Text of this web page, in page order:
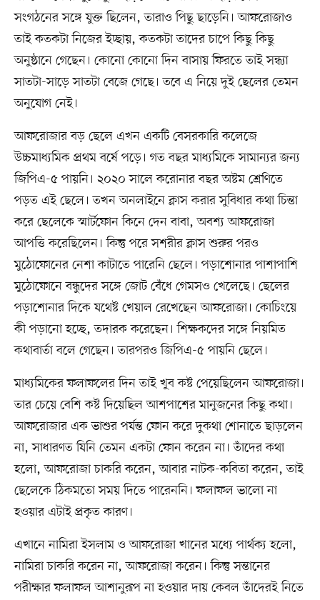
সংগঠনের সঙ্গে যুক্ত ছিলেন, তারাও পিছু ছাড়েনি। আফরোজাও
তাই কতকটা নিজের ইচ্ছায়, কতকটা তাদের চাপে কিছু কিছু
অনুষ্ঠানে গেছেন। কোনো কোনো দিন বাসায় ফিরতে তাই সন্ধ্যা
সাতটা-সাড়ে সাতটা বেজে গেছে। তবে এ নিয়ে দুই ছেলের তেমন
অনুযোগ নেই।
আফরোজার বড় ছেলে এখন একটি বেসরকারি কলেজে
উচ্চমাধ্যমিক প্রথম বর্ষে পড়ে। গত বছর মাধ্যমিকে সামান্যর জন্য
জিপিএ-৫ পায়নি। ২০২০ সালে করোনার বছর অষ্টম শ্রেণিতে
পড়ত এই ছেলে। তখন অনলাইনে ক্লাস করার সুবিধার কথা চিন্তা
করে ছেলেকে স্মার্টফোন কিনে দেন বাবা, অবশ্য আফরোজা
আপত্তি করেছিলেন। কিন্তু পরে সশরীর ক্লাস শুরুর পরও
মুঠোফোনের নেশা কাটাতে পারেনি ছেলে। পড়াশোনার পাশাপাশি
মুঠোফোনে বন্ধুদের সঙ্গে জোট বেঁধে গেমসও খেলেছে। ছেলের
পড়াশোনার দিকে যথেষ্ট খেয়াল রেখেছেন আফরোজা। কোচিংয়ে
কী পড়ানো হচ্ছে, তদারক করেছেন। শিক্ষকদের সঙ্গে নিয়মিত
কথাবার্তা বলে গেছেন। তারপরও জিপিএ-৫ পায়নি ছেলে।
মাধ্যমিকের ফলাফলের দিন তাই খুব কষ্ট পেয়েছিলেন আফরোজা।
তার চেয়ে বেশি কষ্ট দিয়েছিল আশপাশের মানুজনের কিছু কথা।
আফরোজার এক ভাশুর পর্যন্ত ফোন করে দুকথা শোনাতে ছাড়লেন
না, সাধারণত যিনি তেমন একটা ফোন করেন না। তাঁদের কথা
হলো, আফরোজা চাকরি করেন, আবার নাটক-কবিতা করেন, তাই
ছেলেকে ঠিকমতো সময় দিতে পারেননি। ফলাফল ভালো না
হওয়ার এটাই প্রকৃত কারণ।
এখানে নামিরা ইসলাম ও আফরোজা খানের মধ্যে পার্থক্য হলো,
নামিরা চাকরি করেন না, আফরোজা করেন। কিন্তু সন্তানের
পরীক্ষার ফলাফল আশানুরূপ না হওয়ার দায় কেবল তাঁদেরই নিতে